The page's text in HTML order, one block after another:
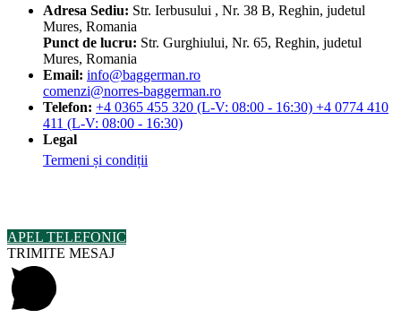
Adresa Sediu: Str. Ierbusului , Nr. 38 B, Reghin, judetul
Mures, Romania
Punct de lucru: Str. Gurghiului, Nr. 65, Reghin, judetul
Mures, Romania
Email: info@baggerman.ro
comenzi@norres-baggerman.ro
Telefon: +4 0365 455 320 (L-V: 08:00 - 16:30) +4 0774 410
411 (L-V: 08:00 - 16:30)
Legal
Termeni și condiții
APEL TELEFONIC
TRIMITE MESAJ